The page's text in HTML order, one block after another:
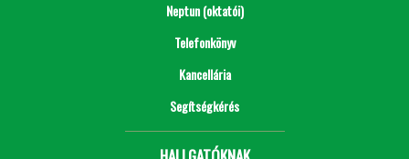
Neptun (oktatói)
Telefonkönyv
Kancellária
Segítségkérés